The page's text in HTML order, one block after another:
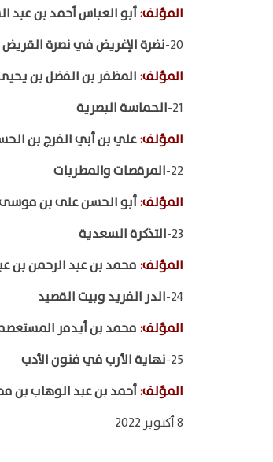
المؤلف:أبو العباس أحمد بن عبد
20- نضرة الإغريض في نصرة القريض
المؤلف: المظفر بن الفضل بن
21- الحماسة البصرية
المؤلف:علي بن أبي الفرج بن
22- المرقصات والمطربات
المؤلف:أبو الحسن على بن
23- التذكرة السعدية
المؤلف:محمد بن عبد الرحمن بن
24- الدر الفريد وبيت القصيد
المؤلف: محمد بن أيدمر
25- نهاية الأرب في فنون الأدب
المؤلف:أحمد بن عبد الوهاب بن
8 أكتوبر 2022